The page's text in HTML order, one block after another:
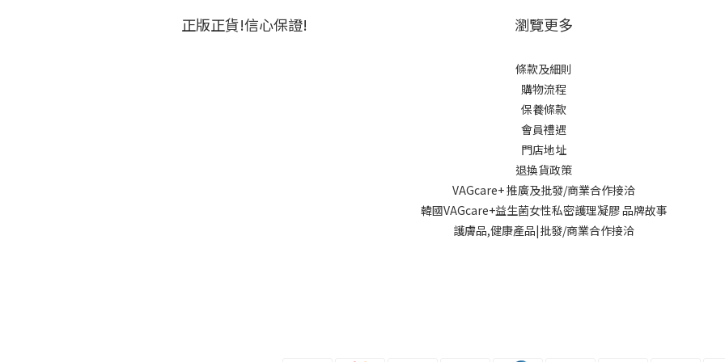
正版正貨!信心保證! 瀏覽更多
條款及細則
購物流程
保養條款
會員禮遇
門店地址
退換貨政策
VAGcare+ 推廣及批發/商業合作接洽
韓國VAGcare+益生菌女性私密護理凝膠 品牌故事
護膚品,健康產品|批發/商業合作接洽